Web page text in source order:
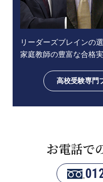
リーダーズブレインの
家庭教師の豊富な合格
高校受験専門
お電話で